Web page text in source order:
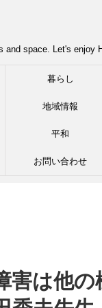
and space. Let's enjoy
暮らし
地域情報
平和
お問い合わせ
害は他